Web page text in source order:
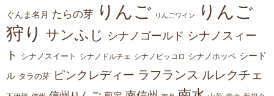
ぐんま名月 たらの芽 りんご りんごワイン
りんご
狩り サンふじ シナノゴールド シナノスィー
ト
シナノスイート シナノドルチェ シナノピッコロ シナノホッペ シード
ル タラの芽 ピンクレディー ラフランス ルレクチェ